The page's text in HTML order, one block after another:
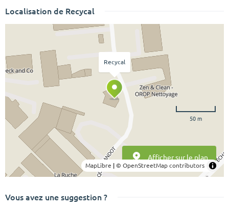
Localisation de Recycal
50 m
MapLibre | © OpenStreetMap contributors
Recycal
Afficher sur le plan
Vous avez une suggestion ?